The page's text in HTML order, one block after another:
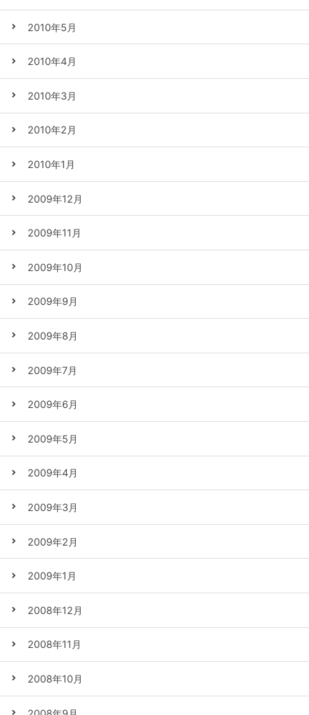
2010年5月
2010年4月
2010年3月
2010年2月
2010年1月
2009年12月
2009年11月
2009年10月
2009年9月
2009年8月
2009年7月
2009年6月
2009年5月
2009年4月
2009年3月
2009年2月
2009年1月
2008年12月
2008年11月
2008年10月